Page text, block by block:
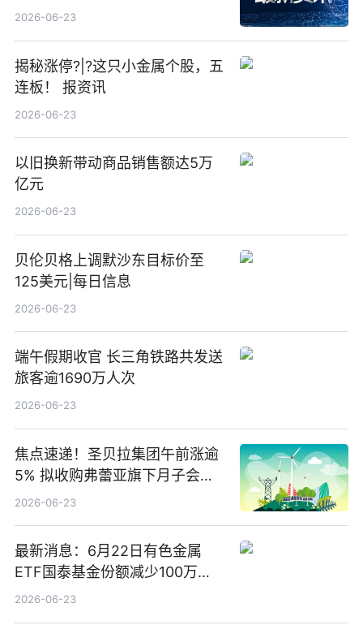
23点
2026-06-23
揭秘涨停?|?这只小金属个股，五
连板！ 报资讯
2026-06-23
以旧换新带动商品销售额达5万
亿元
2026-06-23
贝伦贝格上调默沙东目标价至
125美元|每日信息
2026-06-23
端午假期收官 长三角铁路共发送
旅客逾1690万人次
2026-06-23
焦点速递！圣贝拉集团午前涨逾
5% 拟收购弗蕾亚旗下月子会所
业务少数股权
2026-06-23
最新消息：6月22日有色金属
ETF国泰基金份额减少100万
份，重仓股紫金矿业、洛阳钼
2026-06-23